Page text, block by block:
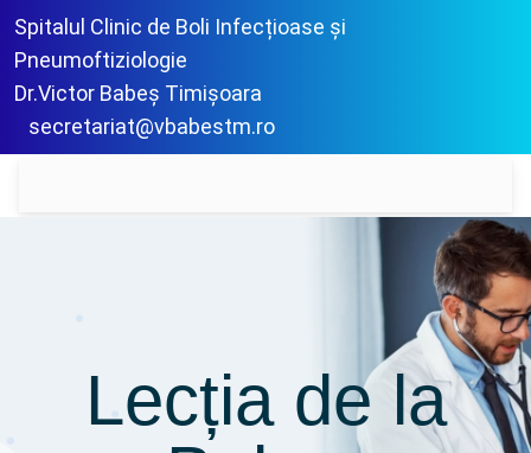
Spitalul Clinic de Boli Infecțioase și
Pneumoftiziologie
Dr.Victor Babeș Timișoara
secretariat@vbabestm.ro
Lecția de la